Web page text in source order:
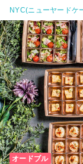
NYC(ニューヤードケ
オードブル